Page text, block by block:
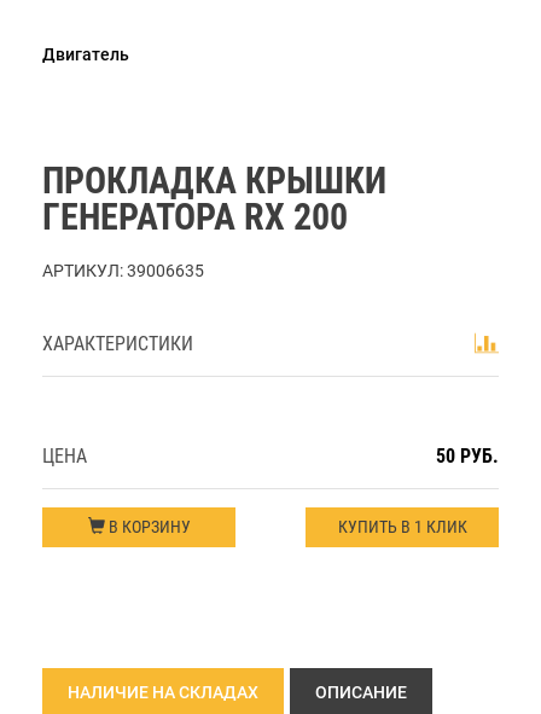
Двигатель
ПРОКЛАДКА КРЫШКИ
ГЕНЕРАТОРА RX 200
АРТИКУЛ:39006635
ХАРАКТЕРИСТИКИ
ЦЕНА 50 РУБ.
В КОРЗИНУ КУПИТЬ В 1 КЛИК
НАЛИЧИЕ НА СКЛАДАХ ОПИСАНИЕ